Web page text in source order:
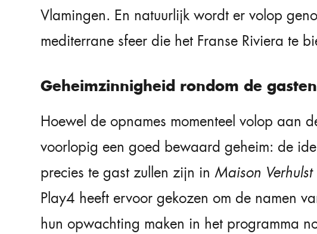
Vlamingen. En natuurlijk wordt er volop
mediterrane sfeer die het Franse Riviera te
Geheimzinnigheid rondom de gasten
Hoewel de opnames momenteel volop aan
voorlopig een goed bewaard geheim: de
precies te gast zullen zijn in Maison Verhulst
Play4 heeft ervoor gekozen om de namen
hun opwachting maken in het programma